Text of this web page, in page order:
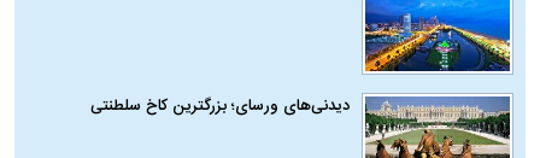
دیدنی‌های ورسای؛ بزرگترین کاخ سلطنتی